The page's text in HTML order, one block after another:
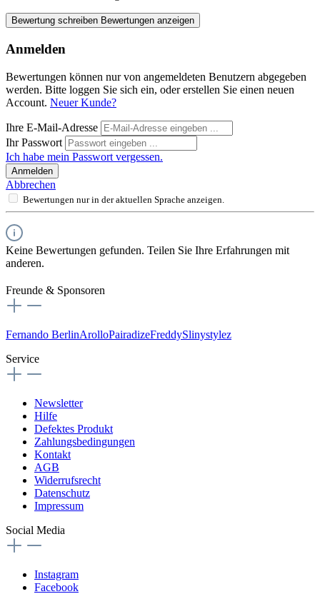
Bewertung schreiben Bewertungen anzeigen
Anmelden
Bewertungen können nur von angemeldeten Benutzern abgegeben
werden. Bitte loggen Sie sich ein, oder erstellen Sie einen neuen
Account. Neuer Kunde?
Ihre E-Mail-Adresse
Ihr Passwort
Ich habe mein Passwort vergessen.
Anmelden
Abbrechen
Bewertungen nur in der aktuellen Sprache anzeigen.
Keine Bewertungen gefunden. Teilen Sie Ihre Erfahrungen mit
anderen.
Freunde & Sponsoren
Fernando BerlinArolloPairadizeFreddySlinystylez
Service
Newsletter
Hilfe
Defektes Produkt
Zahlungsbedingungen
Kontakt
AGB
Widerrufsrecht
Datenschutz
Impressum
Social Media
Instagram
Facebook